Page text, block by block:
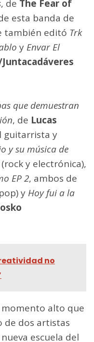
, de The Fear of
esta banda de
también editó Trk
y Envar El
que demuestran
, de Lucas
guitarrista y
y su música de
(rock y electrónica),
EP 2, ambos de
y Hoy fui a la
no
alto que
de dos artistas
escuela del